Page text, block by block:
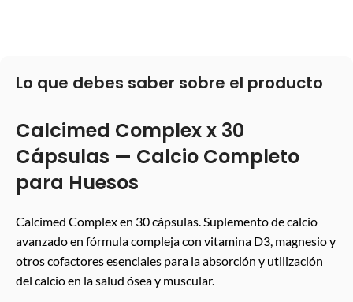
Lo que debes saber sobre el producto
Calcimed Complex x 30
Cápsulas — Calcio Completo
para Huesos
Calcimed Complex en 30 cápsulas. Suplemento de calcio
avanzado en fórmula compleja con vitamina D3, magnesio y
otros cofactores esenciales para la absorción y utilización
del calcio en la salud ósea y muscular.